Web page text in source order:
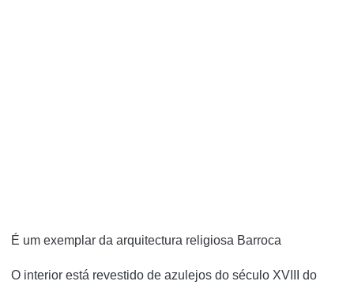
É um exemplar da arquitectura religiosa Barroca
O interior está revestido de azulejos do século XVIII do